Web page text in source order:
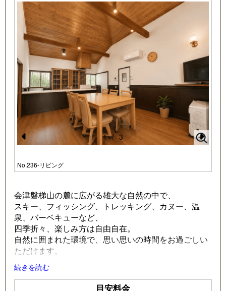
Pr
e
o
u
s
No.236-リビング
N
1 / 3
会津磐梯山の麓に広がる雄大な自然の中で、
スキー、フィッシング、トレッキング、カヌー、温
泉、バーベキューなど、
四季折々、楽しみ方は自由自在。
自然に囲まれた環境で、思い思いの時間をお過ごしい
ただけます。
ご滞在中の大切なひととき。ご家族やご友人、パート
ナーとの旅の思い出を、
続きを読む
目安料金